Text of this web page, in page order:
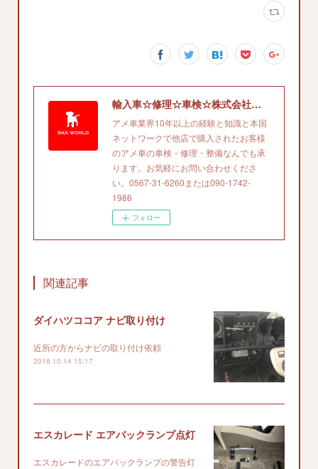
輸入車☆修理☆車検☆株式会社エスケイエイワールド'
アメ車業界10年以上の経験と知識と本国
ネットワークで他店で購入されたお客様
のアメ車の車検・修理・整備なんでも承
ります。お気軽にお問い合わせくださ
い。0567-31-6260または090-1742-
1986
フォロー
関連記事
ダイハツココア ナビ取り付け
近所の方からナビの取り付け依頼
2018.10.14 15:17
エスカレード エアバックランプ点灯
エスカレードのエアバックランプの警告灯